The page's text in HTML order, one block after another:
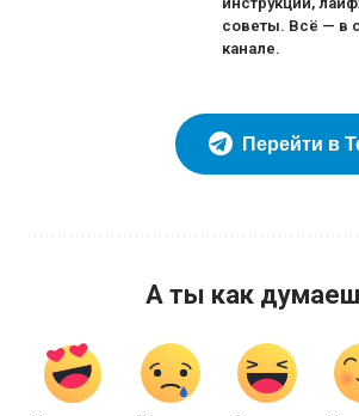
советы. Всё — в
канале.
Перейти в
А ты как